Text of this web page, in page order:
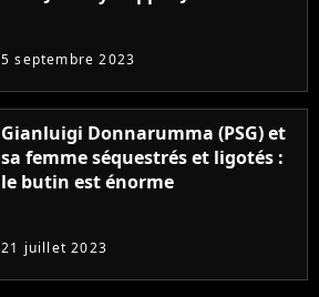
5 septembre 2023
Gianluigi Donnarumma (PSG) et
sa femme séquestrés et ligotés :
le butin est énorme
21 juillet 2023